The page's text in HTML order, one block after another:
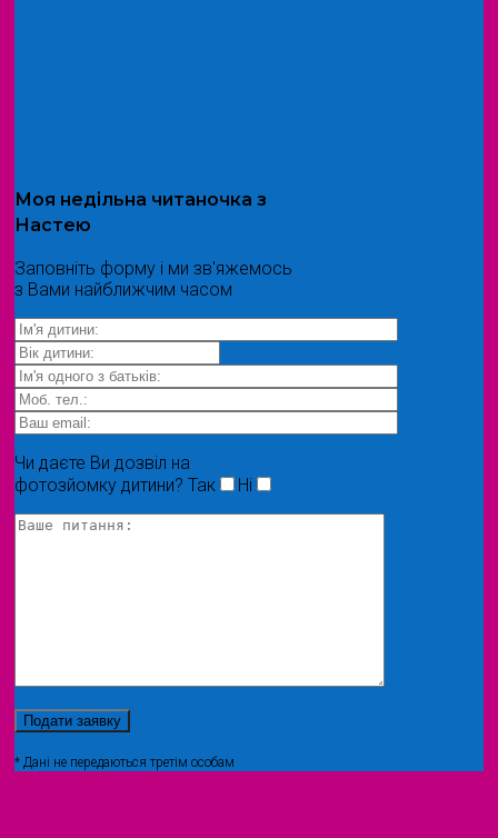
Моя недільна читаночка з
Настею
Заповніть форму і ми зв'яжемось
з Вами найближчим часом
Чи даєте Ви дозвіл на
фотозйомку дитини? Так Ні
* Дані не передаються третім особам